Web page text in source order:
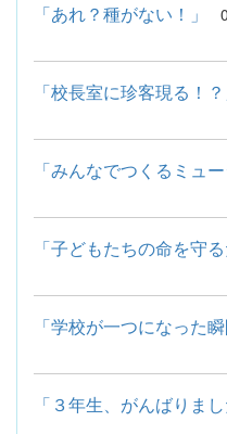
「あれ？種がない！」
「校長室に珍客現る！？
「みんなでつくるミュ
「子どもたちの命を守る
「学校が一つになった瞬
「３年生、がんばりまし